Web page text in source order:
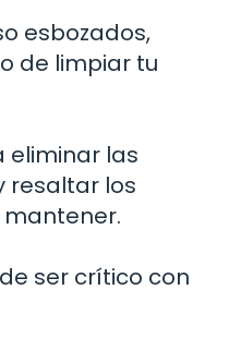
esbozados,
de limpiar tu
eliminar las
resaltar los
ser crítico con